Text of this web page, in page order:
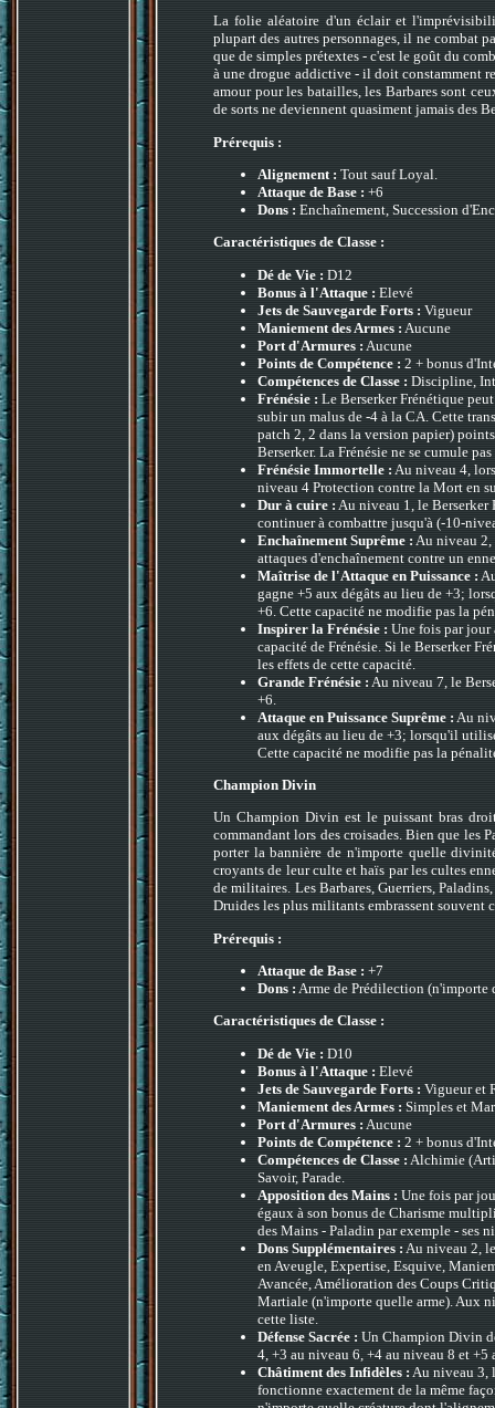
La folie aléatoire d'un éclair et
plupart des autres personnages, il ne combat
que de simples prétextes - c'est le goût du
à une drogue addictive - il doit constamment
amour pour les batailles, les Barbares sont
de sorts ne deviennent quasiment jamais des
Prérequis :
Alignement : Tout sauf Loyal.
Attaque de Base : +6
Dons : Enchaînement, Succession
Caractéristiques de Classe :
Dé de Vie : D12
Bonus à l'Attaque : Elevé
Jets de Sauvegarde Forts : Vigueur
Maniement des Armes : Aucune
Port d'Armures : Aucune
Points de Compétence : 2 + bonus
Compétences de Classe : Discipline,
Frénésie : Le Berserker Frénétique
subir un malus de -4 à la CA. Cette
patch 2, 2 dans la version papier)
Berserker. La Frénésie ne se cumule
Frénésie Immortelle : Au niveau 4,
niveau 4 Protection contre la Mort en
Dur à cuire : Au niveau 1, le Berserker
continuer à combattre jusqu'à (-10-
Enchaînement Suprême : Au niveau 2,
attaques d'enchaînement contre un
Maîtrise de l'Attaque en Puissance :
gagne +5 aux dégâts au lieu de +3;
+6. Cette capacité ne modifie pas la
Inspirer la Frénésie : Une fois par jour
capacité de Frénésie. Si le Berserker
les effets de cette capacité.
Grande Frénésie : Au niveau 7, le
+6.
Attaque en Puissance Suprême : Au
aux dégâts au lieu de +3; lorsqu'il
Cette capacité ne modifie pas la
Champion Divin
Un Champion Divin est le puissant bras
commandant lors des croisades. Bien que les
porter la bannière de n'importe quelle
croyants de leur culte et haïs par les cultes
de militaires. Les Barbares, Guerriers,
Druides les plus militants embrassent souvent
Prérequis :
Attaque de Base : +7
Dons : Arme de Prédilection (n'importe
Caractéristiques de Classe :
Dé de Vie : D10
Bonus à l'Attaque : Elevé
Jets de Sauvegarde Forts : Vigueur et
Maniement des Armes : Simples et
Port d'Armures : Aucune
Points de Compétence : 2 + bonus
Compétences de Classe : Alchimie
Savoir, Parade.
Apposition des Mains : Une fois par
égaux à son bonus de Charisme
des Mains - Paladin par exemple - ses
Dons Supplémentaires : Au niveau 2,
en Aveugle, Expertise, Esquive,
Avancée, Amélioration des Coups
Martiale (n'importe quelle arme). Aux
cette liste.
Défense Sacrée : Un Champion Divin
4, +3 au niveau 6, +4 au niveau 8 et +5
Châtiment des Infidèles : Au niveau 3,
fonctionne exactement de la même